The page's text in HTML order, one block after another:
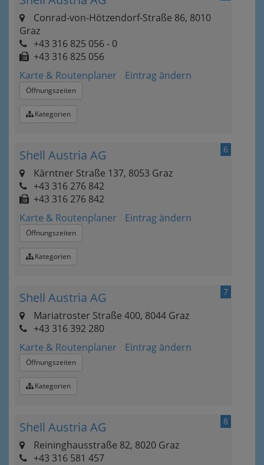
Conrad-von-Hötzendorf-Straße 86, 8010
Graz
+43 316 825 056 - 0
+43 316 825 056
Karte & Routenplaner
Eintrag ändern
Öffnungszeiten
Kategorien
6
Shell Austria AG
Kärntner Straße 137, 8053 Graz
+43 316 276 842
+43 316 276 842
Karte & Routenplaner
Eintrag ändern
Öffnungszeiten
Kategorien
7
Shell Austria AG
Mariatroster Straße 400, 8044 Graz
+43 316 392 280
Karte & Routenplaner
Eintrag ändern
Öffnungszeiten
Kategorien
8
Shell Austria AG
Reininghausstraße 82, 8020 Graz
+43 316 581 457